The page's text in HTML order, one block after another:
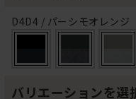
D4D4 / パーシモオレンジ
バリエーションを選